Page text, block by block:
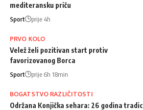
mediteransku priču
Sport prije 4h
PRVO KOLO
Velež želi pozitivan start protiv
favorizovanog Borca
Sport prije 6h 18min
BOGATSTVO RAZLIČITOSTI
Održana Konjička sehara: 26 godina